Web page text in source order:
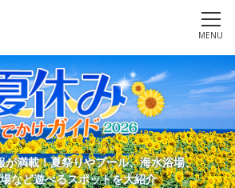
MENU
が満載！夏祭りやプール、海水浴場、
など遊べるスポットを大紹介